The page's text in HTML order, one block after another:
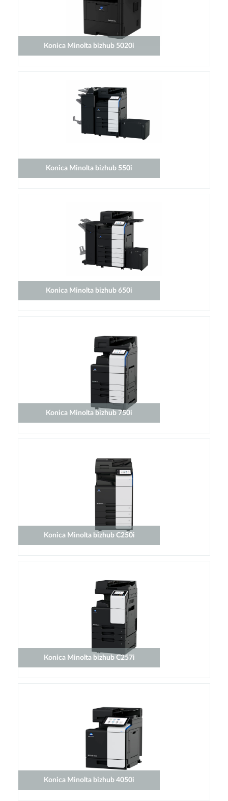
Konica Minolta bizhub 5020i
Konica Minolta bizhub 550i
Konica Minolta bizhub 650i
Konica Minolta bizhub 750i
Konica Minolta bizhub C250i
Konica Minolta bizhub C257i
Konica Minolta bizhub 4050i